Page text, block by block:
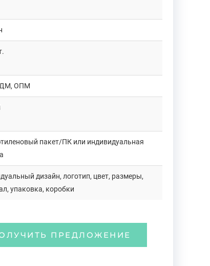
ОПМ
пакет/ПК или индивидуальная
дизайн, логотип, цвет, размеры,
упаковка, коробки
ПРЕДЛОЖЕНИЕ